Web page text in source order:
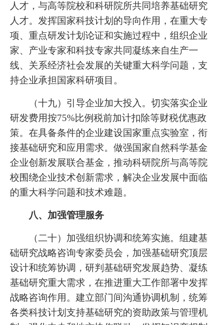
人才，与高等院校和科研院所共同培养基础研究
人才。发挥国家科技计划的导向作用，在重大专
项、重点研发计划论证和实施过程中，组织企业
家、产业专家和科技专家共同凝练来自生产一
线、关系经济社会发展的关键重大科学问题，支
持企业承担国家科研项目。
（十九）引导企业加大投入。切实落实企业
研发费用按75%比例税前加计扣除等财税优惠政
策。在具备条件的企业建设国家重点实验室，衔
接基础研究和应用需求。做强国家自然科学基金
企业创新发展联合基金，推动科研院所与高等院
校围绕企业技术创新需求，解决企业发展中面临
的重大科学问题和技术难题。
八、加强管理服务
（二十）加强组织协调和统筹实施。组建基
础研究战略咨询专家委员会，加强基础研究顶层
设计和统筹协调，研判基础研究发展趋势、凝练
基础研究重大需求，在推进重大工作部署中发挥
战略咨询作用。建立部门间沟通协调机制，统筹
各类科技计划支持基础研究的资助政策与管理机